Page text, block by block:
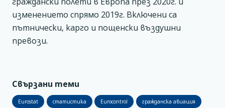
изменението спрямо 2019г. Включени са
пътнически, карго и пощенски въздушни
превози.
Свързани теми
Eurostat статистика Eurocontrol гражданска авиация